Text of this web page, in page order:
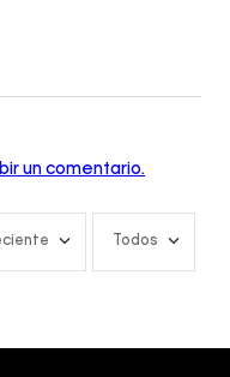
un comentario.
Todos